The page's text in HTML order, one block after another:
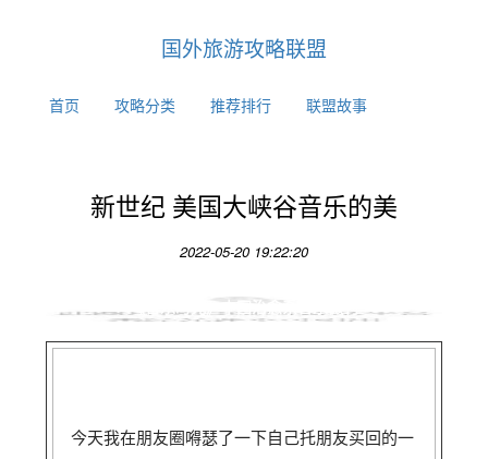
国外旅游攻略联盟
首页 攻略分类 推荐排行 联盟故事
新世纪 美国大峡谷音乐的美
2022-05-20 19:22:20
《音乐时光》中国治愈系音乐微刊
今天我在朋友圈嘚瑟了一下自己托朋友买回的一